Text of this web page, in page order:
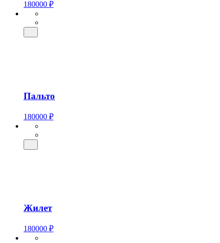
180000 ₽
Пальто
180000 ₽
Жилет
180000 ₽